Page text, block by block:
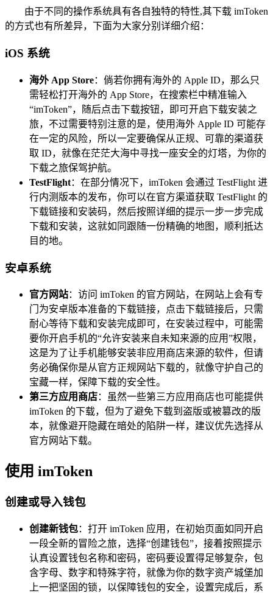
由于不同的操作系统具有各自独特的特性,其下载 imToken
的方式也有所差异，下面为大家分别详细介绍：
iOS 系统
海外 App Store：倘若你拥有海外的 Apple ID，那么只
需轻松打开海外的 App Store，在搜索栏中精准输入
“imToken”，随后点击下载按钮，即可开启下载安装之
旅，不过需要特别注意的是，使用海外 Apple ID 可能存
在一定的风险，所以一定要确保从正规、可靠的渠道获
取 ID，就像在茫茫大海中寻找一座安全的灯塔，为你的
下载之旅保驾护航。
TestFlight：在部分情况下，imToken 会通过 TestFlight 进
行内测版本的发布，你可以在官方渠道获取 TestFlight 的
下载链接和安装码，然后按照详细的提示一步一步完成
下载和安装，这就如同跟随一份精确的地图，顺利抵达
目的地。
安卓系统
官方网站：访问 imToken 的官方网站，在网站上会有专
门为安卓版本准备的下载链接，点击下载链接后，只需
耐心等待下载和安装完成即可，在安装过程中，可能需
要你开启手机的“允许安装来自未知来源的应用”权限，
这是为了让手机能够安装非应用商店来源的软件，但请
务必确保你是从官方正规网站下载的，就像守护自己的
宝藏一样，保障下载的安全性。
第三方应用商店：虽然一些第三方应用商店也可能提供
imToken 的下载，但为了避免下载到盗版或被篡改的版
本，就像避开隐藏在暗处的陷阱一样，建议优先选择从
官方网站下载。
使用 imToken
创建或导入钱包
创建新钱包：打开 imToken 应用，在初始页面如同开启
一段全新的冒险之旅，选择“创建钱包”，接着按照提示
认真设置钱包名称和密码，密码要设置得足够复杂，包
含字母、数字和特殊字符，就像为你的数字资产城堡加
上一把坚固的锁，以保障钱包的安全，设置完成后，系